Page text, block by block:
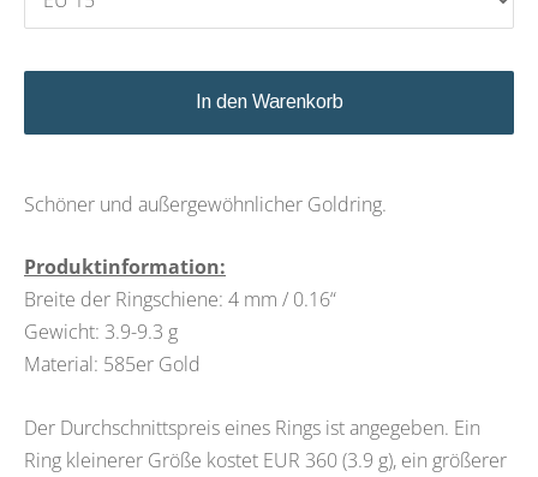
In den Warenkorb
Schöner und außergewöhnlicher Goldring.
Produktinformation:
Breite der Ringschiene: 4 mm / 0.16“
Gewicht: 3.9-9.3 g
Material: 585er Gold
Der Durchschnittspreis eines Rings ist angegeben. Ein
Ring kleinerer Größe kostet EUR 360 (3.9 g), ein größerer